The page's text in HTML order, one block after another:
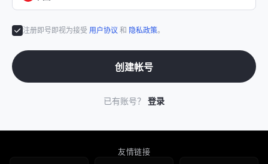
注册即号即视为接受 用户协议 和 隐私政策。
创建帐号
已有账号？ 登录
友情链接